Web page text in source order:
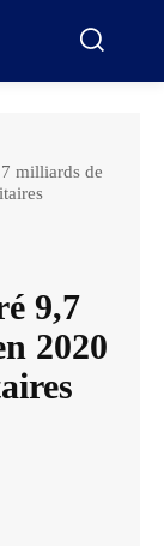
milliards de
9,7
2020